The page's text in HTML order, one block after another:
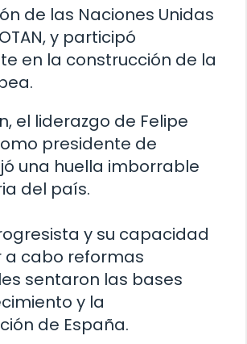
de las Naciones Unidas
y participó
en la construcción de la
el liderazgo de Felipe
presidente de
una huella imborrable
del país.
y su capacidad
a cabo reformas
sentaron las bases
y la
de España.